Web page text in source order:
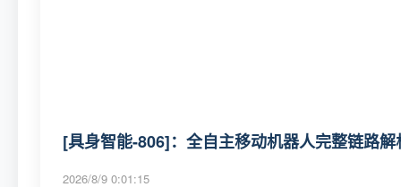
[具身智能-806]：全自主移动机器人完整链路
2026/8/9 0:01:15